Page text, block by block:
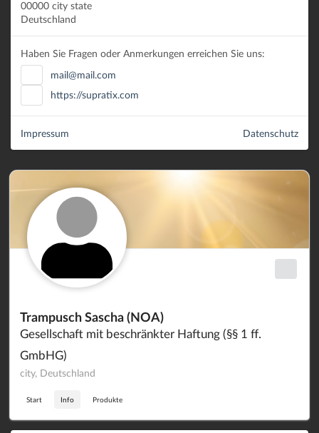
Trampusch Sascha (NOA)
Gesellschaft mit beschränkter Haftung (§§ 1 ff.
GmbHG)
city, Deutschland
Start Info Produkte
00000 city state
Deutschland
Haben Sie Fragen oder Anmerkungen erreichen Sie uns:
mail@mail.com
https://supratix.com
Datenschutz
Impressum